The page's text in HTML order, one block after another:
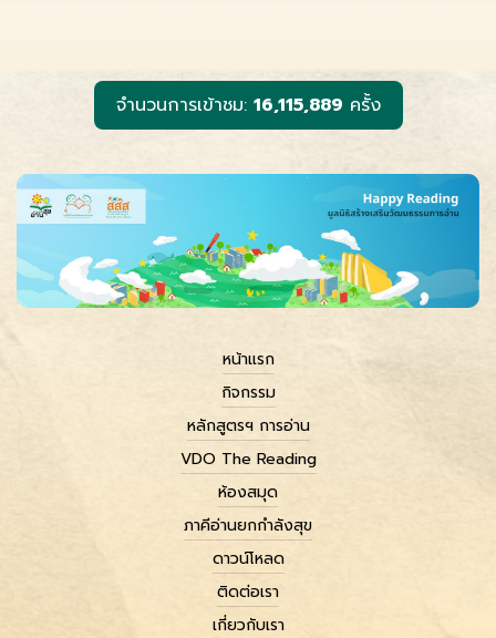
r
k
จำนวนการเข้าชม: 16,115,889 ครั้ง
หน้าแรก
กิจกรรม
หลักสูตรฯ การอ่าน
VDO The Reading
ห้องสมุด
ภาคีอ่านยกกำลังสุข
ดาวน์โหลด
ติดต่อเรา
เกี่ยวกับเรา